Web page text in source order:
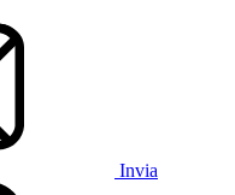
Invia